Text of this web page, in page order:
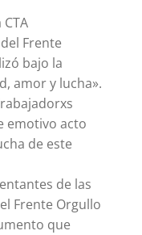
Frente
bajo la
amor y lucha».
emotivo acto
de este
de las
Frente Orgullo
que